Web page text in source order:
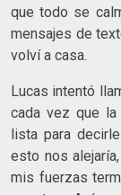
que todo se
mensajes de
volví a casa.
Lucas intentó
cada vez que la
lista para
esto nos
mis fuerzas